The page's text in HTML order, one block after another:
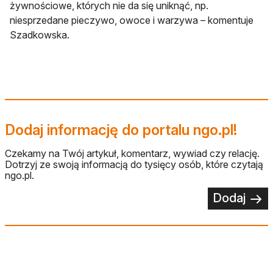
żywnościowe, których nie da się uniknąć, np.
niesprzedane pieczywo, owoce i warzywa – komentuje
Szadkowska.
Dodaj informację do portalu ngo.pl!
Czekamy na Twój artykuł, komentarz, wywiad czy relację.
Dotrzyj ze swoją informacją do tysięcy osób, które czytają
ngo.pl.
Dodaj